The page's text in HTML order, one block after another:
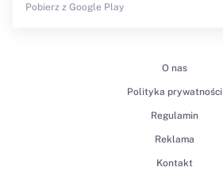
Pobierz z Google Play
O nas
Polityka prywatności
Regulamin
Reklama
Kontakt